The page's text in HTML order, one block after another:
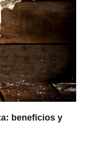
beneficios y